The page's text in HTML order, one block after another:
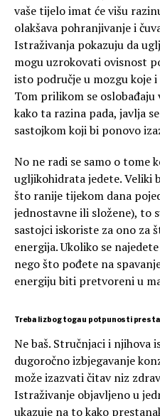
vaše tijelo imat će višu
olakšava pohranjivanje i
Istraživanja pokazuju da
mogu uzrokovati ovisnost
isto područje u mozgu koje
Tom prilikom se oslobađaju
kako ta razina pada, javlja
sastojkom koji bi ponovo
No ne radi se samo o tome
ugljikohidrata jedete. Veliki
što ranije tijekom dana
jednostavne ili složene), to
sastojci iskoriste za ono za
energija. Ukoliko se
nego što pođete na
energiju biti pretvoreni u
Treba li zbog toga u potpunosti
Ne baš. Stručnjaci i njihova
dugoročno izbjegavanje
može izazvati čitav niz
Istraživanje objavljeno u
ukazuje na to kako